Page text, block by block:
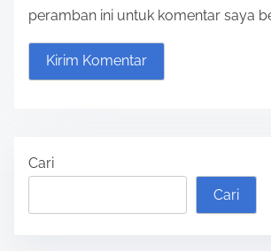
peramban ini untuk komentar saya
Cari
Cari